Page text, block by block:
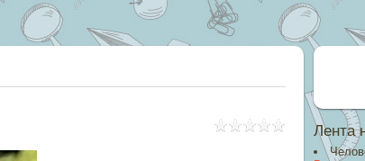
Лента